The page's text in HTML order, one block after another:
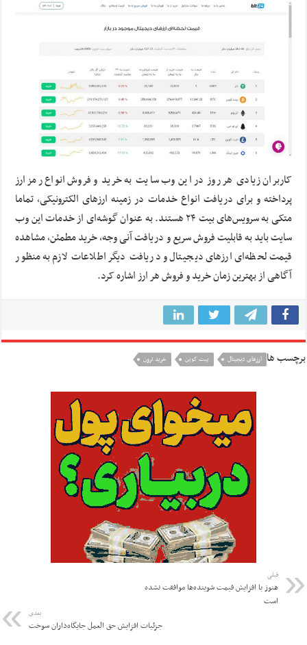
کاربران زیادی هر روز در این وب سایت به خرید و فروش انواع رمز ارز
پرداخته و برای دریافت انواع خدمات در زمینه ارزهای الکترونیکی، تماما
متکی به سرویس‌های بیت ۲۴ هستند. به عنوان گوشه‌ای از خدمات این وب
سایت باید به قابلیت فروش سریع و دریافت آنی وجه، خرید مطمئن، مشاهده
قیمت لحظه‌ای ارزهای دیجیتال و دریافت دیگر اطلاعات لازم به منظور
آگاهی از بهترین زمان خرید و فروش هر ارز اشاره کرد.
برچسب ها ارزهای دیجیتال بیت کوین خرید ترون
قبلی
هنوز با افزایش قیمت شوینده‌ها موافقت نشده
است
بعدی
جزئیات افزایش حق العمل جایگاه‌داران سوخت